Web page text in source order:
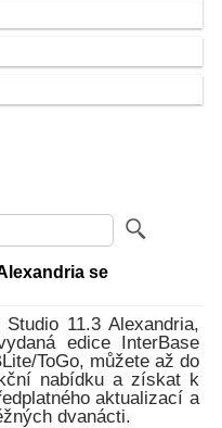
se
11.3 Alexandria,
edice InterBase
ToGo, můžete až do
nabídku a získat k
aktualizací a
dvanácti.